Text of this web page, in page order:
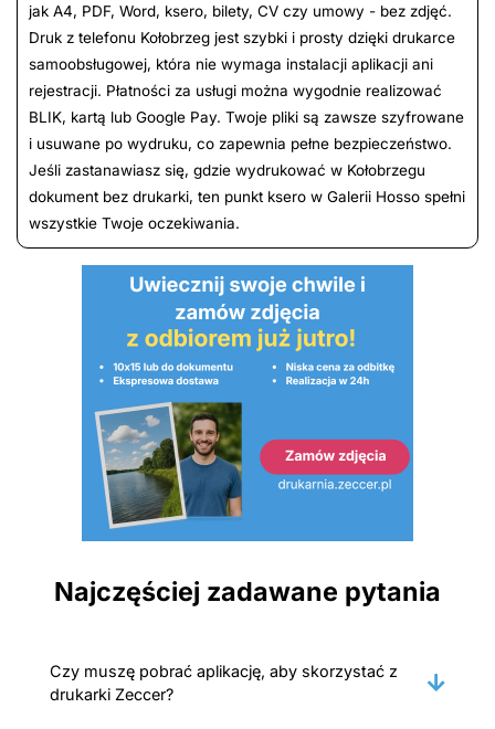
jak A4, PDF, Word, ksero, bilety, CV czy umowy - bez zdjęć.
Druk z telefonu Kołobrzeg jest szybki i prosty dzięki drukarce
samoobsługowej, która nie wymaga instalacji aplikacji ani
rejestracji. Płatności za usługi można wygodnie realizować
BLIK, kartą lub Google Pay. Twoje pliki są zawsze szyfrowane
i usuwane po wydruku, co zapewnia pełne bezpieczeństwo.
Jeśli zastanawiasz się, gdzie wydrukować w Kołobrzegu
dokument bez drukarki, ten punkt ksero w Galerii Hosso spełni
wszystkie Twoje oczekiwania.
Najczęściej zadawane pytania
Czy muszę pobrać aplikację, aby skorzystać z
drukarki Zeccer?